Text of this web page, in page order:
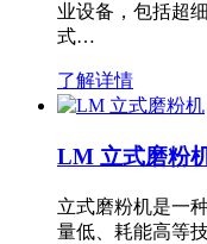
业设备，包括超
式…
了解详情
LM 立式磨粉
立式磨粉机是一
量低、耗能高等